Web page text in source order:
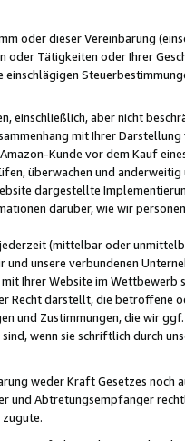
oder dieser Vereinbarung
Tätigkeiten oder Ihrer
aber nicht
mit Ihrer
Kunde vor dem Kauf
überwachen und anderweitig
dargestellte
darüber, wie wir
(mittelbar oder
und unsere verbundenen
Ihrer Website im Wettbewerb
Recht darstellt, die betroffene
und Zustimmungen, die wir
wenn sie schriftlich durch
weder Kraft Gesetzes noch
und Abtretungsempfänger